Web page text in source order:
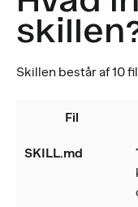
Skillen består af 10
Fil
SKILL.md